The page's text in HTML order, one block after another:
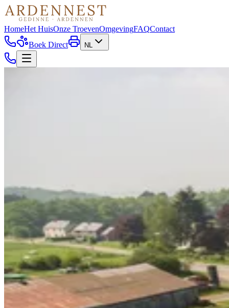
HomeHet HuisOnze TroevenOmgevingFAQContact
Boek Direct
NL